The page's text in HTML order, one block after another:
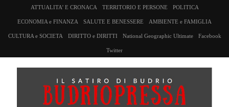
ATTUALITA’ E CRONACA TERRITORIO E PERSONE POLITICA
ECONOMIA e FINANZA SALUTE E BENESSERE AMBIENTE e FAMIGLIA
CULTURA e SOCIETA DIRITTO e DIRITTI National Geographic Ultimate Facebook
Twitter